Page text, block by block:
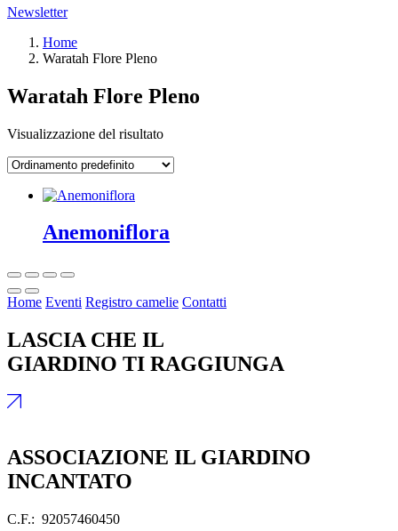
Newsletter
Home
Waratah Flore Pleno
Waratah Flore Pleno
Visualizzazione del risultato
Anemoniflora
Home Eventi Registro camelie Contatti
LASCIA CHE IL
GIARDINO TI RAGGIUNGA
ASSOCIAZIONE IL GIARDINO
INCANTATO
C.F.: 92057460450